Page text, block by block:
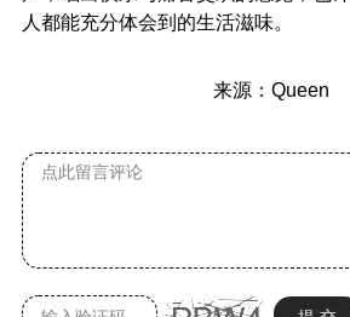
人都能充分体会到的生活滋味。
来源：Queen